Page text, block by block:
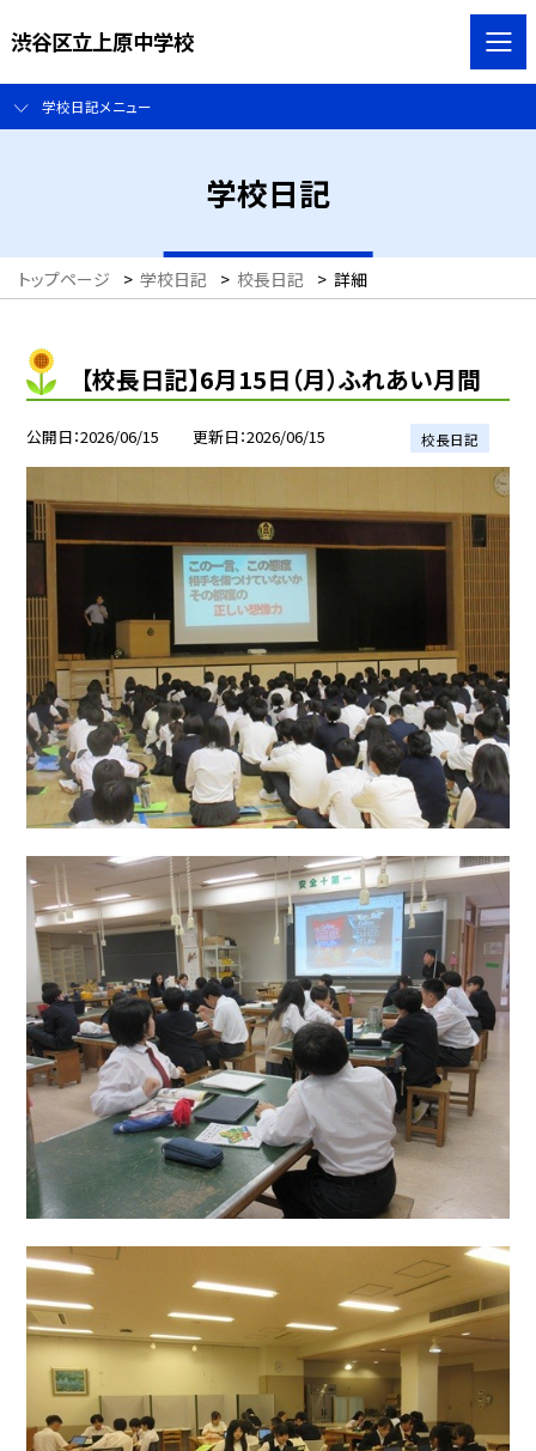
渋谷区立上原中学校
学校日記メニュー
学校日記
トップページ > 学校日記 > 校長日記 > 詳細
【校長日記】6月15日（月）ふれあい月間
公開日 2026/06/15 更新日 2026/06/15 校長日記